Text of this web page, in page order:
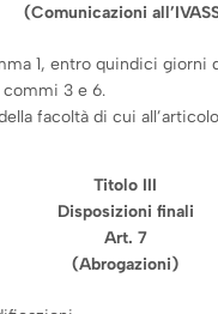
(Comunicazioni
1, entro quindici
commi 3 e 6.
facoltà di cui
Titolo III
Disposizioni finali
Art. 7
(Abrogazioni)